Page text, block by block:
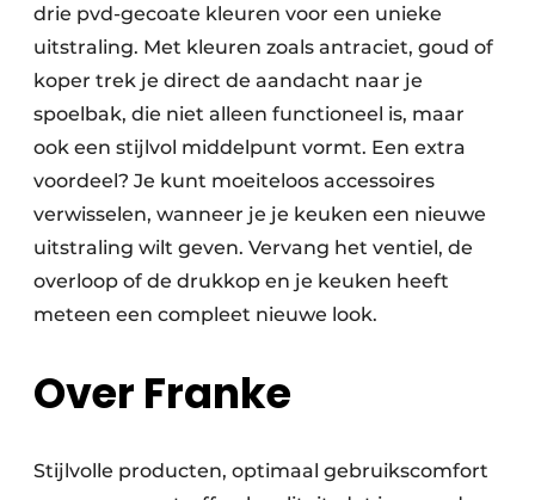
drie pvd-gecoate kleuren voor een unieke
uitstraling. Met kleuren zoals antraciet, goud of
koper trek je direct de aandacht naar je
spoelbak, die niet alleen functioneel is, maar
ook een stijlvol middelpunt vormt. Een extra
voordeel? Je kunt moeiteloos accessoires
verwisselen, wanneer je je keuken een nieuwe
uitstraling wilt geven. Vervang het ventiel, de
overloop of de drukkop en je keuken heeft
meteen een compleet nieuwe look.
Over Franke
Stijlvolle producten, optimaal gebruikscomfort